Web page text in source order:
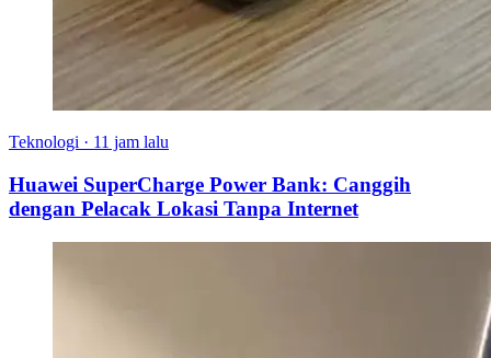
Teknologi · 11 jam lalu
Huawei SuperCharge Power Bank: Canggih
dengan Pelacak Lokasi Tanpa Internet